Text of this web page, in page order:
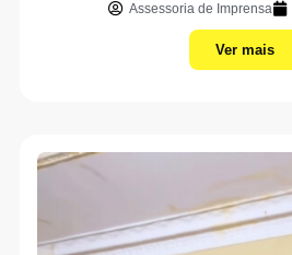
Assessoria de Imprensa
Ver mais